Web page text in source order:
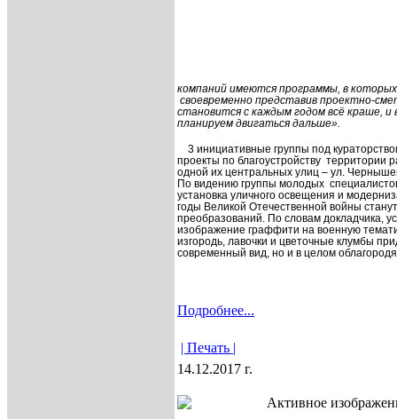
компаний имеются программы, в
своевременно представив проектно-
становится с каждым годом всё краше,
планируем двигаться дальше».
3 инициативные группы под
проекты по благоустройству территории
одной их центральных улиц – ул.
По видению группы молодых
установка уличного освещения и
годы Великой Отечественной войны
преобразований. По словам докладчика,
изображение граффити на военную
изгородь, лавочки и цветочные клумбы
современный вид, но и в целом
Подробнее...
| Печать |
14.12.2017 г.